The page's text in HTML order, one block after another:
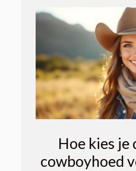
Hoe kies je
cowboyhoed